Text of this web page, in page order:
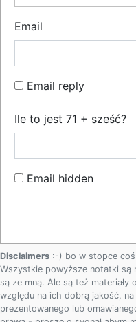
Email
Email reply
Ile to jest 71 + sześć?
Email hidden
Disclaimers :-) bo w stopce coś
Wszystkie powyższe notatki są
są ze mną. Ale są też
względu na ich dobrą jakość,
prezentowanego lub